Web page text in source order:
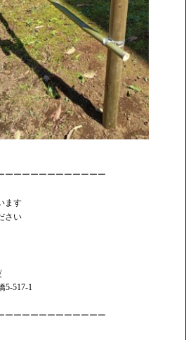
ーーーーーーーーーーーー
ます
さい
5-517-1
ーーーーーーーーーーーー